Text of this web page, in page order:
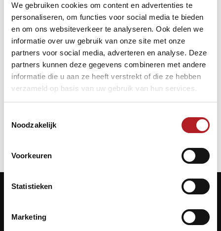
We gebruiken cookies om content en advertenties te
personaliseren, om functies voor social media te bieden
en om ons websiteverkeer te analyseren. Ook delen we
informatie over uw gebruik van onze site met onze
partners voor social media, adverteren en analyse. Deze
partners kunnen deze gegevens combineren met andere
informatie die u aan ze heeft verstrekt of die ze hebben
verzameld op basis van uw gebruik van hun services.
Noodzakelijk
Voorkeuren
Statistieken
Marketing
speelronden om het Kampioenschap.
De Onderste 2 teams na 14 speelronden degraderen naar
de Landelijke Klasse en de nummer 6 speelt voor
Promotie/Degradatie tegen de beste nummer 2 uit de twee
landelijke klassen.
Indeling en uitslagen zijn te vinden opCuescore/Eredivisie
Contactgegevens